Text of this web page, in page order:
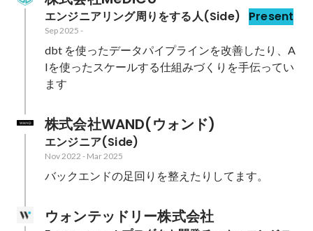
エンジニアリング周りをする人(Side) Present
Sep 2025 -
dbt を使ったデータパイプラインを改善したり、A
Iを使ったスケールする仕組みづくりを手伝ってい
ます
株式会社WAND(ウォンド)
エンジニア(Side)
Nov 2022 - Mar 2025
バックエンドの足回りを整えたりしてます。
ウォンテッドリー株式会社